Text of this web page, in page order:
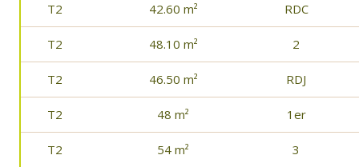
T2 42.60 m² RDC
T2 48.10 m² 2
T2 46.50 m² RDJ
T2 48 m² 1er
T2 54 m² 3